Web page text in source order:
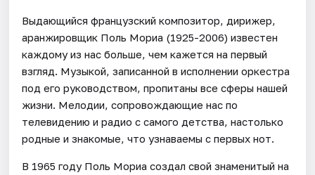
Выдающийся французский композитор, дирижер,
аранжировщик Поль Мориа (1925-2006) известен
каждому из нас больше, чем кажется на первый
взгляд. Музыкой, записанной в исполнении оркестра
под его руководством, пропитаны все сферы нашей
жизни. Мелодии, сопровождающие нас по
телевидению и радио с самого детства, настолько
родные и знакомые, что узнаваемы с первых нот.
В 1965 году Поль Мориа создал свой знаменитый на